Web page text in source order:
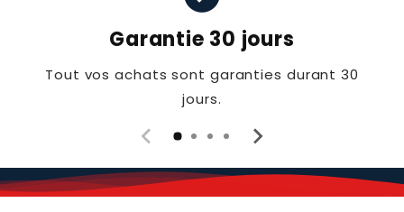
Garantie 30 jours
Tout vos achats sont garanties durant 30
jours.